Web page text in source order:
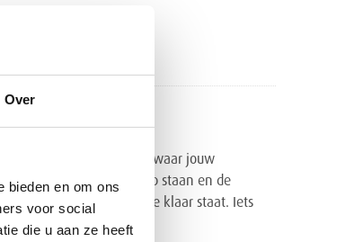
Over
bieden en om ons
voor social
die u aan ze heeft
huiselijke woongroepen waar jouw
en ontwikkeling voorop staan en de
en geduld voor je klaar staat. Iets